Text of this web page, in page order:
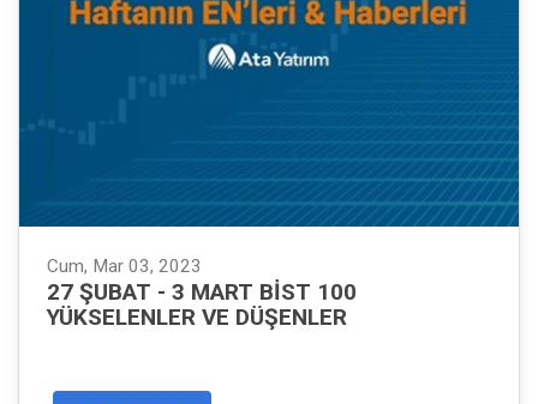
Cum, Mar 03, 2023
27 ŞUBAT - 3 MART BIST 100
YÜKSELENLER VE DÜŞENLER